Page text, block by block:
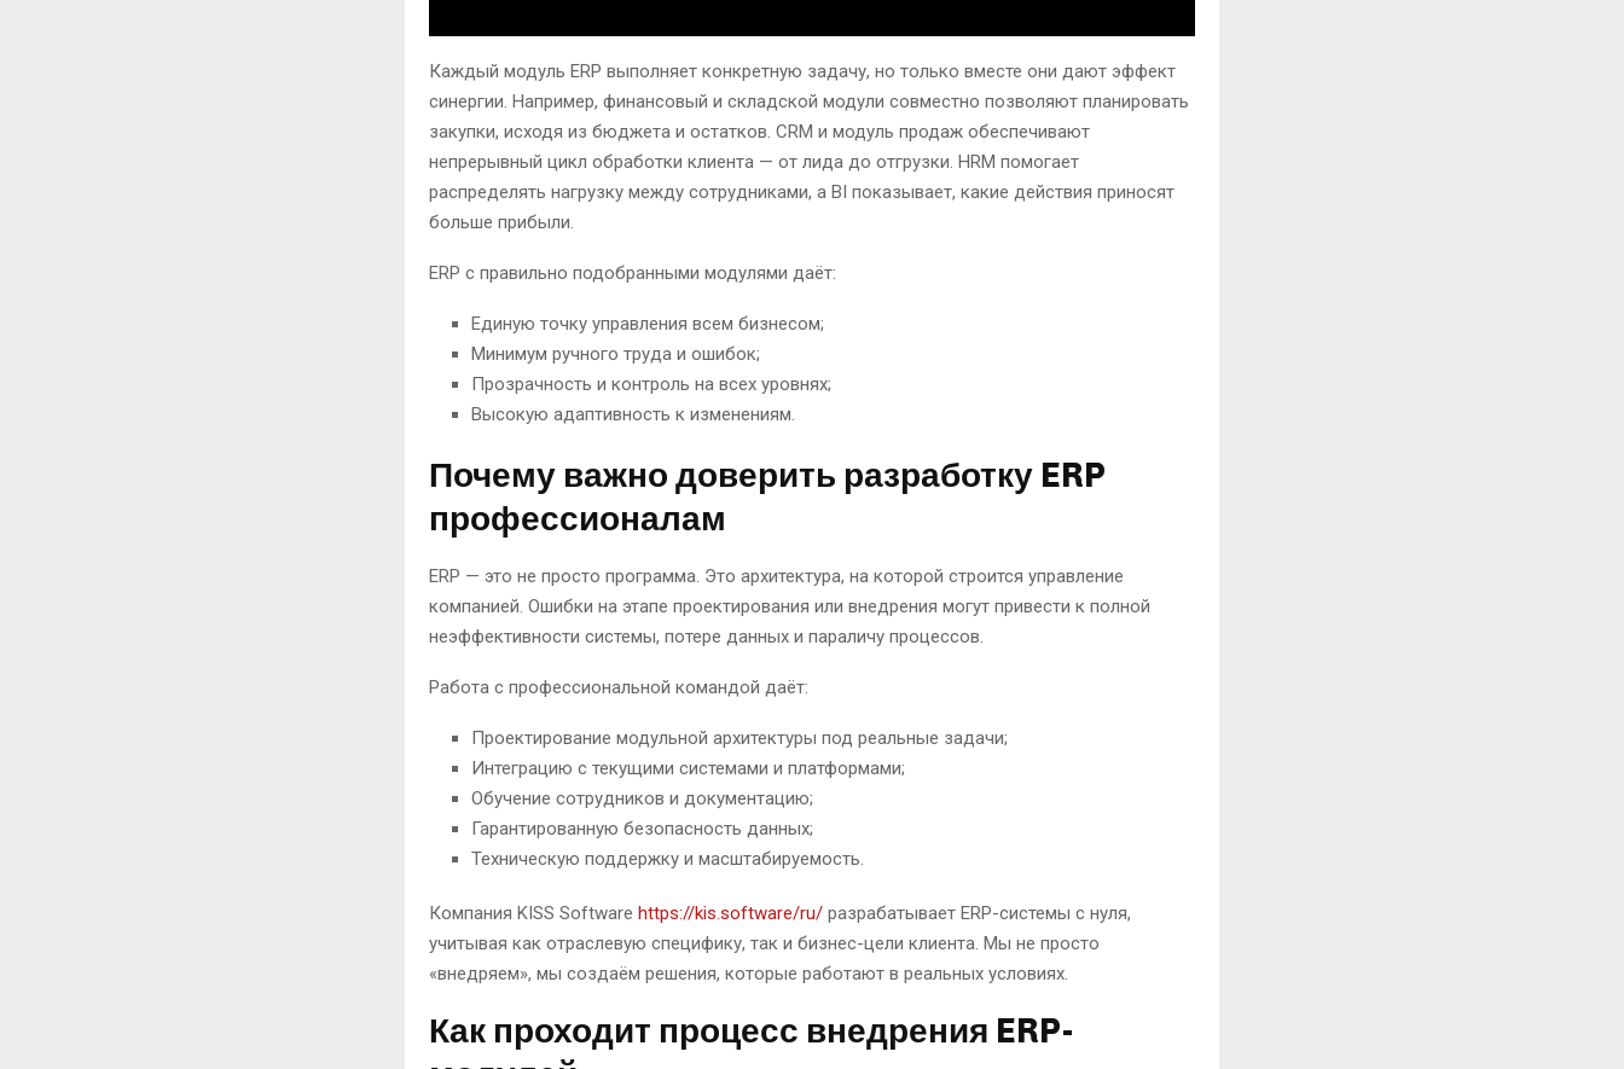
Каждый модуль ERP выполняет конкретную задачу, но только вместе они дают эффект
синергии. Например, финансовый и складской модули совместно позволяют планировать
закупки, исходя из бюджета и остатков. CRM и модуль продаж обеспечивают
непрерывный цикл обработки клиента — от лида до отгрузки. HRM помогает
распределять нагрузку между сотрудниками, а BI показывает, какие действия приносят
больше прибыли.
ERP с правильно подобранными модулями даёт:
Единую точку управления всем бизнесом;
Минимум ручного труда и ошибок;
Прозрачность и контроль на всех уровнях;
Высокую адаптивность к изменениям.
Почему важно доверить разработку ERP
профессионалам
ERP — это не просто программа. Это архитектура, на которой строится управление
компанией. Ошибки на этапе проектирования или внедрения могут привести к полной
неэффективности системы, потере данных и параличу процессов.
Работа с профессиональной командой даёт:
Проектирование модульной архитектуры под реальные задачи;
Интеграцию с текущими системами и платформами;
Обучение сотрудников и документацию;
Гарантированную безопасность данных;
Техническую поддержку и масштабируемость.
Компания KISS Software https://kis.software/ru/ разрабатывает ERP-системы с нуля,
учитывая как отраслевую специфику, так и бизнес-цели клиента. Мы не просто
«внедряем», мы создаём решения, которые работают в реальных условиях.
Как проходит процесс внедрения ERP-